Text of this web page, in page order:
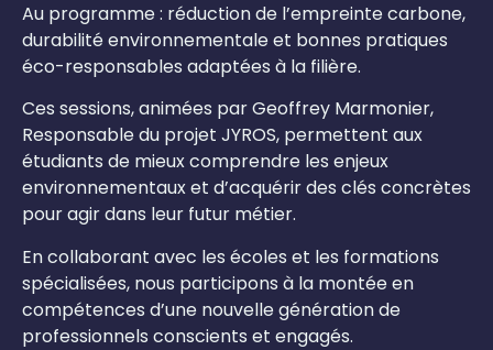
Au programme : réduction de l’empreinte carbone,
durabilité environnementale et bonnes pratiques
éco-responsables adaptées à la filière.
Ces sessions, animées par Geoffrey Marmonier,
Responsable du projet JYROS, permettent aux
étudiants de mieux comprendre les enjeux
environnementaux et d’acquérir des clés concrètes
pour agir dans leur futur métier.
En collaborant avec les écoles et les formations
spécialisées, nous participons à la montée en
compétences d’une nouvelle génération de
professionnels conscients et engagés.